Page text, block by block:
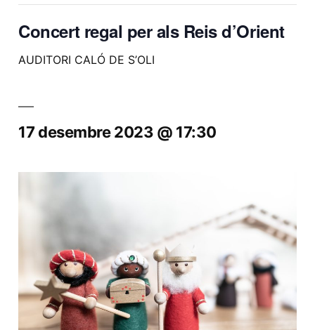
Concert regal per als Reis d’Orient
AUDITORI CALÓ DE S’OLI
17 desembre 2023 @ 17:30